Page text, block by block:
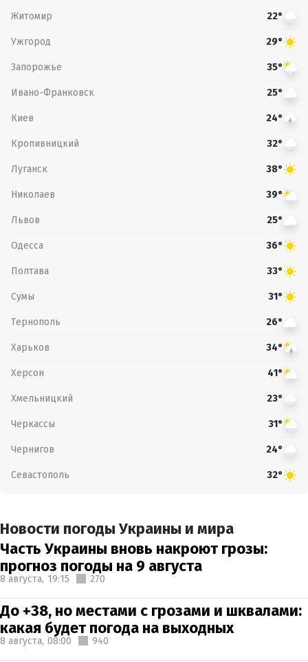
Житомир 22°
Ужгород 29°
Запорожье 35°
Ивано-Франковск 25°
Киев 24°
Кропивницкий 32°
Луганск 38°
Николаев 39°
Львов 25°
Одесса 36°
Полтава 33°
Сумы 31°
Тернополь 26°
Харьков 34°
Херсон 41°
Хмельницкий 23°
Черкассы 31°
Чернигов 24°
Севастополь 32°
Новости погоды Украины и мира
Часть Украины вновь накроют грозы:
прогноз погоды на 9 августа
8 августа, 19:15 270
До +38, но местами с грозами и шквалами:
какая будет погода на выходных
8 августа, 08:00 940